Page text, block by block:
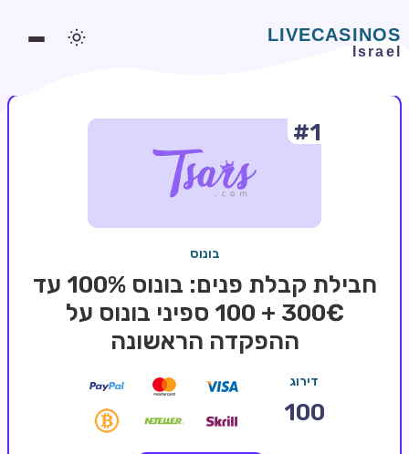
משחקים אונליין
בלאקג'ק אונליין
בונוסים בקזינו אונליין
#1
בונוס
חבילת קבלת פנים: בונוס 100% עד
300€ + 100 ספיני בונוס על
ההפקדה הראשונה
דירוג
100